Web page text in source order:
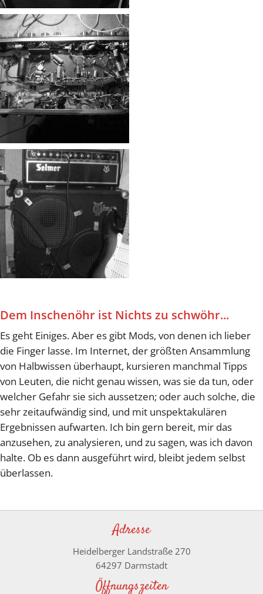
Dem Inschenöhr ist Nichts zu schwöhr...
Es geht Einiges. Aber es gibt Mods, von denen ich lieber
die Finger lasse. Im Internet, der größten Ansammlung
von Halbwissen überhaupt, kursieren manchmal Tipps
von Leuten, die nicht genau wissen, was sie da tun, oder
welcher Gefahr sie sich aussetzen; oder auch solche, die
sehr zeitaufwändig sind, und mit unspektakulären
Ergebnissen aufwarten. Ich bin gern bereit, mir das
anzusehen, zu analysieren, und zu sagen, was ich davon
halte. Ob es dann ausgeführt wird, bleibt jedem selbst
überlassen.
Adresse
Heidelberger Landstraße 270
64297 Darmstadt
Öffnungszeiten